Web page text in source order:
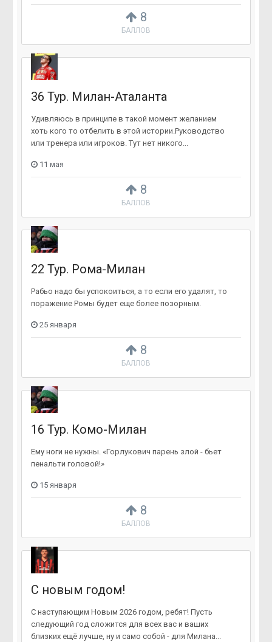
8
БАЛЛОВ
8
БАЛЛОВ
36 Тур. Милан-Аталанта
Удивляюсь в принципе в такой момент желанием
хоть кого то отбелить в этой истории.Руководство
или тренера или игроков. Тут нет никого...
11 мая
8
БАЛЛОВ
22 Тур. Рома-Милан
Рабьо надо бы успокоиться, а то если его удалят, то
поражение Ромы будет еще более позорным.
25 января
8
БАЛЛОВ
16 Тур. Комо-Милан
Ему ноги не нужны. «Горлукович парень злой - бьет
пенальти головой!»
15 января
C новым годом!
С наступающим Новым 2026 годом, ребят! Пусть
следующий год сложится для всех вас и ваших
близких ещё лучше, ну и само собой - для Милана...